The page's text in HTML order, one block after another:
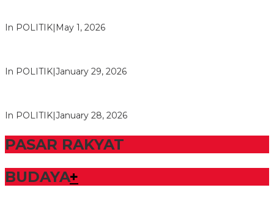
In POLITIK| May 1, 2026
In POLITIK|January 29, 2026
In POLITIK|January 28, 2026
PASAR RAKYAT
BUDAYA+